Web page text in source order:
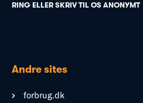
RING ELLER SKRIV TIL OS ANONYMT
Andre sites
forbrug.dk